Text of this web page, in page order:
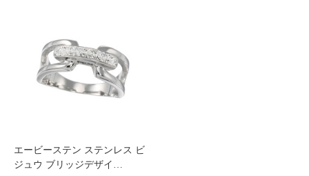
エービーステン ステンレス ビ
ジュウ ブリッジデザイ…